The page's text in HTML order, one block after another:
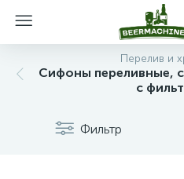
Перелив и
Сифоны переливные,
с
Фильтр